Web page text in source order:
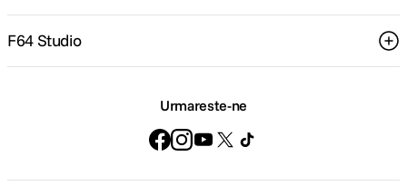
F64 Studio
Urmareste-ne